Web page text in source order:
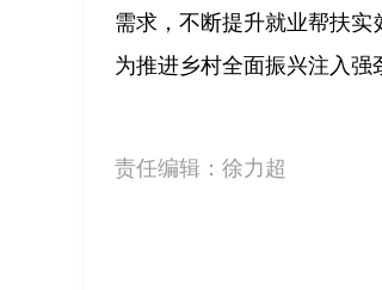
需求，不断提升就业帮扶实
为推进乡村全面振兴注入强
责任编辑： 徐力超